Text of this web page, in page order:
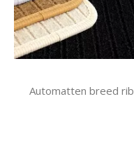
Automatten breed rib